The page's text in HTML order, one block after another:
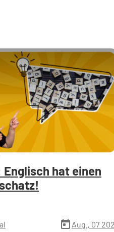
hat einen
today Aug., 07